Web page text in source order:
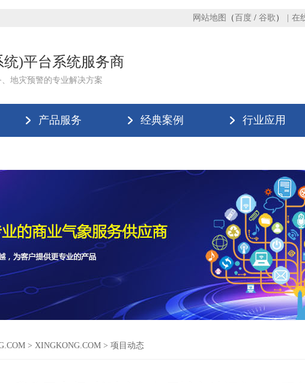
网站地图 （ 百度 / 谷歌 ） 在
)平台系统服务商
地灾预警的专业解决方案
产品服务 经典案例 行业应用
> XINGKONG.COM > 项目动态